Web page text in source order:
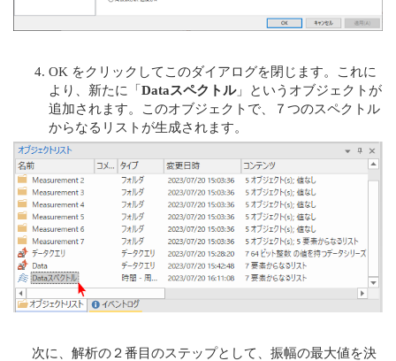
OK をクリックしてこのダイアログを閉じます。これに
より、新たに「Dataスペクトル」というオブジェクトが
追加されます。このオブジェクトで、７つのスペクトル
からなるリストが生成されます。
次に、解析の２番目のステップとして、振幅の最大値を決